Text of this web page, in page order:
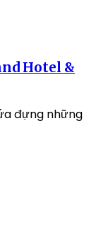
Hotel &
đựng những